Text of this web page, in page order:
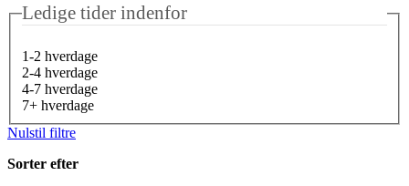
Ledige tider indenfor
1-2 hverdage
2-4 hverdage
4-7 hverdage
7+ hverdage
Nulstil filtre
Sorter efter